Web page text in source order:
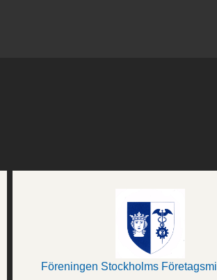
Föreningen Stockholms